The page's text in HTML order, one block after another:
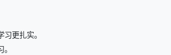
更扎实。